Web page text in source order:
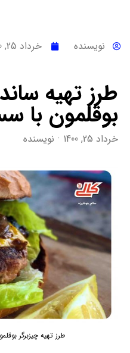
نویسنده خرداد 25, 1400
طرز تهیه
بوقلمون با
خرداد 25, 1400 نویسنده
طرز تهیه چیزبرگر